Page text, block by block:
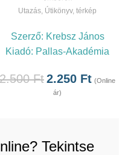
Utazás, Útikönyv, térkép
Szerző: Krebsz János
Kiadó: Pallas-Akadémia
2.500Ft2.250 Ft (Online
ár)
Tekintse